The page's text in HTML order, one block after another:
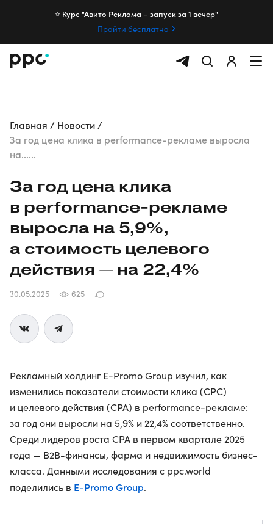
⭐️ Курс "Авито Реклама – запуск за 1 вечер"
Пройти бесплатно
Главная
Новости
За год цена клика в performance-рекламе выросла
на......
За год цена клика
в performance-рекламе
выросла на 5,9%,
а стоимость целевого
действия — на 22,4%
30.05.2025 625
Рекламный холдинг E-Promo Group изучил, как
изменились показатели стоимости клика (CPC)
и целевого действия (CPA) в performance-рекламе:
за год они выросли на 5,9% и 22,4% соответственно.
Среди лидеров роста CPA в первом квартале 2025
года — B2B-финансы, фарма и недвижимость бизнес-
класса. Данными исследования с ppc.world
поделились в E-Promo Group.